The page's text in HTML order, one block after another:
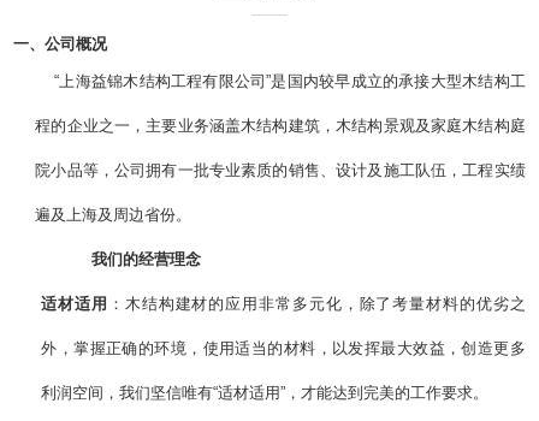
一、公司概况
“上海益锦木结构工程有限公司”是国内较早成立的承接大型木结构工
程的企业之一，主要业务涵盖木结构建筑，木结构景观及家庭木结构庭
院小品等，公司拥有一批专业素质的销售、设计及施工队伍，工程实绩
遍及上海及周边省份。
我们的经营理念
适材适用 ：木结构建材的应用非常多元化，除了考量材料的优劣之
外，掌握正确的环境，使用适当的材料，以发挥最大效益，创造更多
利润空间，我们坚信唯有“适材适用”，才能达到完美的工作要求。